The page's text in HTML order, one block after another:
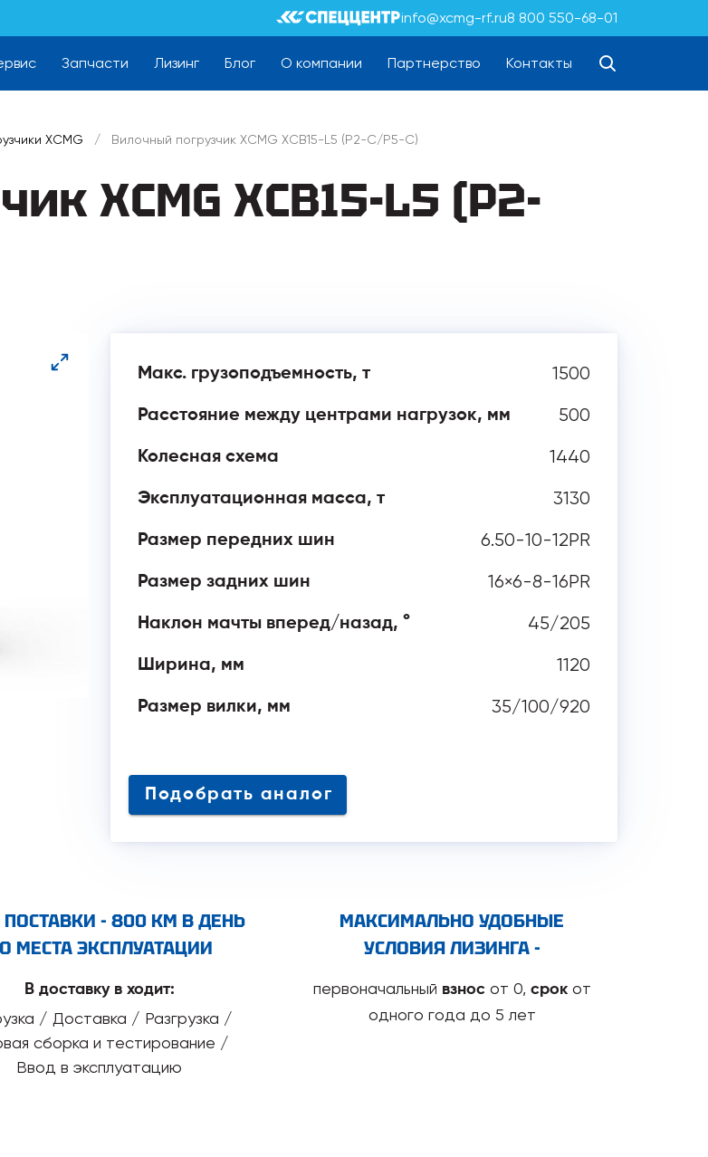
info@xcmg-rf.ru8 800 550-68-01
Запчасти Лизинг Блог О компании Партнерство Контакты
XCMG / Вилочный погрузчик XCMG XCB15-L5 (P2-C/P5-C)
XCMG XCB15-L5 (P2-
Макс. грузоподъемность, т 1500
Расстояние между центрами нагрузок, мм 500
Колесная схема 1440
Эксплуатационная масса, т 3130
Размер передних шин 6.50-10-12PR
Размер задних шин 16×6-8-16PR
Наклон мачты вперед/назад, ° 45/205
Ширина, мм 1120
Размер вилки, мм 35/100/920
Подобрать аналог
ПОСТАВКИ - 800 КМ В ДЕНЬ
МЕСТА ЭКСПЛУАТАЦИИ
В доставку в ходит:
/ Доставка / Разгрузка /
сборка и тестирование /
Ввод в эксплуатацию
МАКСИМАЛЬНО УДОБНЫЕ
УСЛОВИЯ ЛИЗИНГА -
первоначальный взнос от 0, срокот
одного года до 5 лет